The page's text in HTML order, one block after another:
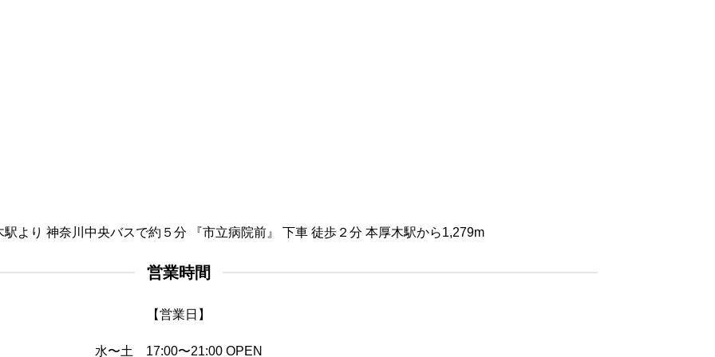
より 神奈川中央バスで約５分 『市立病院前』 下車 徒歩２分 本厚木駅から1,279m
営業時間
【営業日】
水〜土 17:00〜21:00 OPEN